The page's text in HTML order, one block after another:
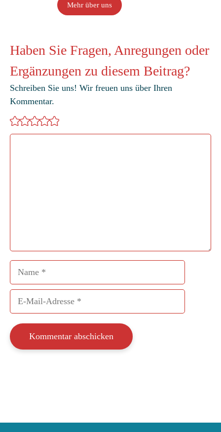
Mehr über uns
Haben Sie Fragen, Anregungen oder
Ergänzungen zu diesem Beitrag?
Schreiben Sie uns! Wir freuen uns über Ihren
Kommentar.
Adresse